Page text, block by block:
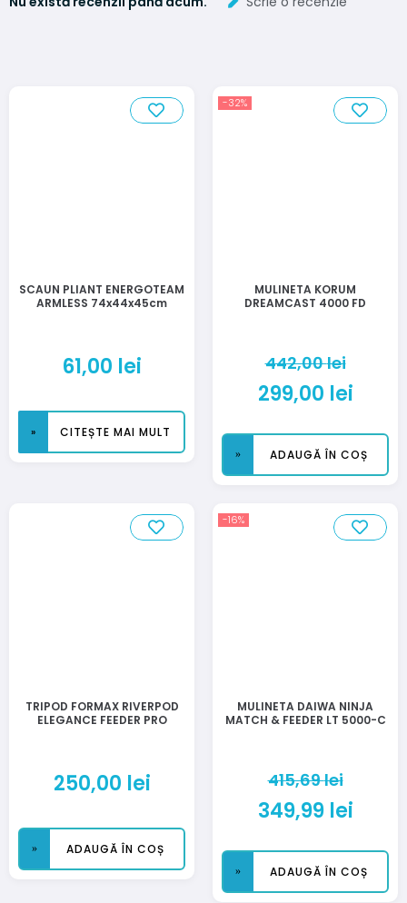
SCAUN PLIANT ENERGOTEAM
ARMLESS 74x44x45cm
61,00 lei
CITEȘTE MAI MULT
-32%
MULINETA KORUM
DREAMCAST 4000 FD
442,00lei
299,00 lei
ADAUGĂ ÎN COȘ
TRIPOD FORMAX RIVERPOD
ELEGANCE FEEDER PRO
250,00 lei
ADAUGĂ ÎN COȘ
-16%
MULINETA DAIWA NINJA
MATCH & FEEDER LT 5000-C
415,69lei
349,99 lei
ADAUGĂ ÎN COȘ